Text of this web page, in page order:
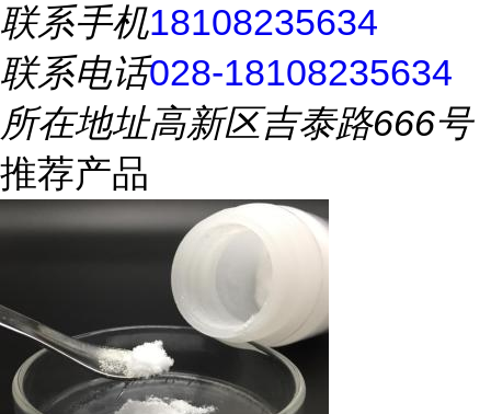
联系手机18108235634
联系电话028-18108235634
所在地址高新区吉泰路666号
推荐产品